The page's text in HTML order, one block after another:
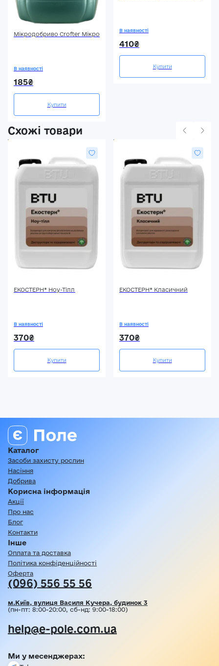
Мікродобриво Crofter Мікро
В наявності
185₴
Купити
В наявності
410₴
Купити
Схожі товари
ЕКОСТЕРН® Ноу-Тілл
В наявності
370₴
Купити
ЕКОСТЕРН® Класичний
В наявності
370₴
Купити
Каталог
Засоби захисту рослин
Насіння
Добрива
Корисна інформація
Акції
Про нас
Блог
Контакти
Інше
Оплата та доставка
Політика конфіденційності
Оферта
(096) 556 55 56
м.Київ, вулиця Василя Кучера, будинок 3
(пн-пт: 8:00-20:00, сб-нд: 9:00-18:00)
help@e-pole.com.ua
Ми у месенджерах: